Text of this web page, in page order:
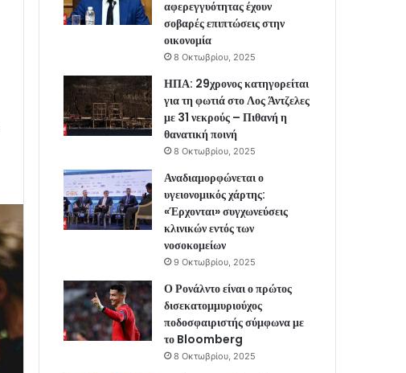
αφερεγγυότητας έχουν
σοβαρές επιπτώσεις στην
οικονομία
8 Οκτωβρίου, 2025
ΗΠΑ: 29χρονος κατηγορείται
για τη φωτιά στο Λος Άντζελες
με 31 νεκρούς – Πιθανή η
θανατική ποινή
8 Οκτωβρίου, 2025
Αναδιαμορφώνεται ο
υγειονομικός χάρτης:
«Έρχονται» συγχωνεύσεις
κλινικών εντός των
νοσοκομείων
9 Οκτωβρίου, 2025
Ο Ρονάλντο είναι ο πρώτος
δισεκατομμυριούχος
ποδοσφαιριστής σύμφωνα με
το Bloomberg
8 Οκτωβρίου, 2025